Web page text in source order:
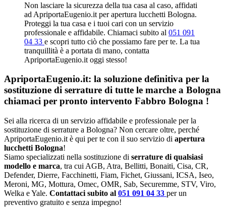
Non lasciare la sicurezza della tua casa al caso, affidati
ad ApriportaEugenio.it per apertura lucchetti Bologna.
Proteggi la tua casa e i tuoi cari con un servizio
professionale e affidabile. Chiamaci subito al 051 091
04 33 e scopri tutto ciò che possiamo fare per te. La tua
tranquillità è a portata di mano, contatta
ApriportaEugenio.it oggi stesso!
ApriportaEugenio.it: la soluzione definitiva per la
sostituzione di serrature di tutte le marche a Bologna
chiamaci per pronto intervento Fabbro Bologna !
Sei alla ricerca di un servizio affidabile e professionale per la
sostituzione di serrature a Bologna? Non cercare oltre, perché
ApriportaEugenio.it è qui per te con il suo servizio di apertura
lucchetti Bologna!
Siamo specializzati nella sostituzione di serrature di qualsiasi
modello e marca, tra cui AGB, Atra, Bellitti, Bonaiti, Cisa, CR,
Defender, Dierre, Facchinetti, Fiam, Fichet, Giussani, ICSA, Iseo,
Meroni, MG, Mottura, Omec, OMR, Sab, Securemme, STV, Viro,
Welka e Yale. Contattaci subito al 051 091 04 33 per un
preventivo gratuito e senza impegno!